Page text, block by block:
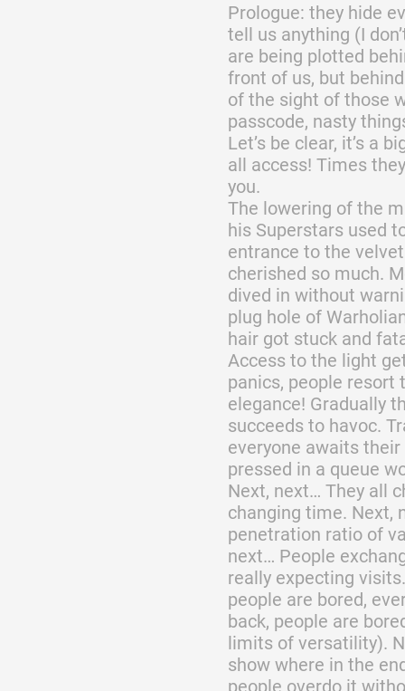
Prologue: they hide
tell us anything (I
are being plotted
front of us, but
of the sight of those
passcode, nasty
Let’s be clear, it’s a
all access! Times
you.
The lowering of the
his Superstars used
entrance to the
cherished so much.
dived in without
plug hole of
hair got stuck and
Access to the light
panics, people resort
elegance! Gradually
succeeds to havoc.
everyone awaits
pressed in a queue
Next, next… They all
changing time. Next,
penetration ratio of
next… People
really expecting
people are bored,
back, people are
limits of versatility).
show where in the
people overdo it